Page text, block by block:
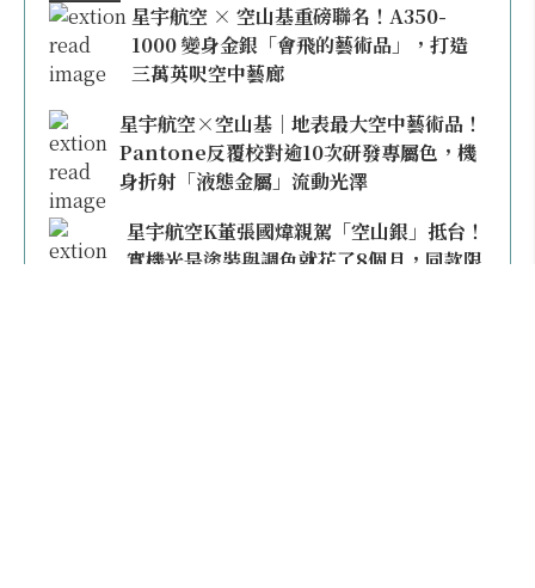
星宇航空 × 空山基重磅聯名！A350-
1000 變身金銀「會飛的藝術品」，打造
三萬英呎空中藝廊
星宇航空×空山基｜地表最大空中藝術品！
Pantone反覆校對逾10次研發專屬色，機
身折射「液態金屬」流動光澤
星宇航空K董張國煒親駕「空山銀」抵台！
實機光是塗裝與調色就花了8個月，同款限